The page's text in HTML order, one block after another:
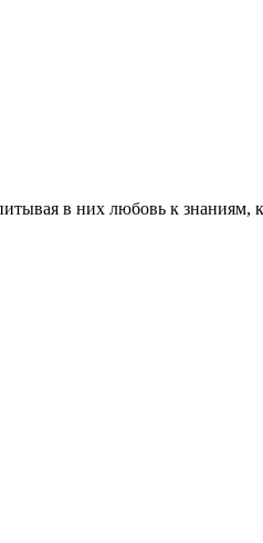
в них любовь к